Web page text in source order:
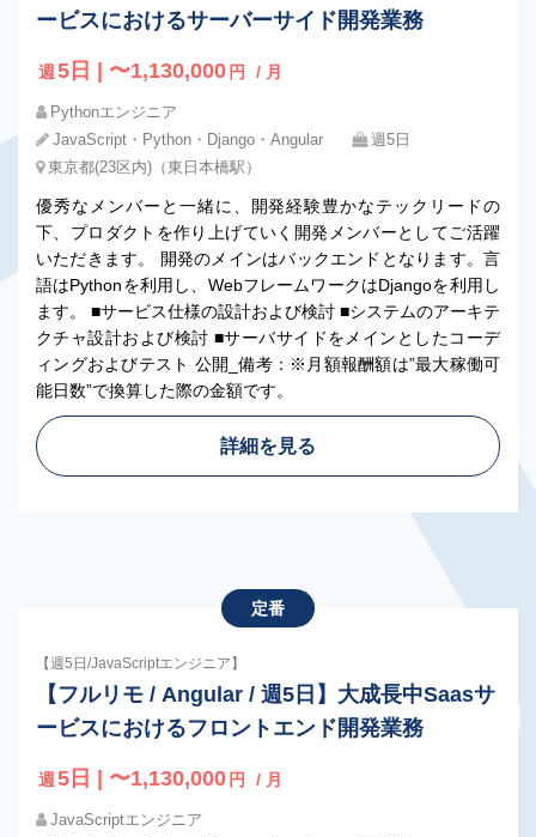
ービスにおけるサーバーサイド開発業務
週 5日 | 〜1,130,000 円 / 月
Pythonエンジニア
JavaScript・Python・Django・Angular
週5日
東京都(23区内)（東日本橋駅）
優秀なメンバーと一緒に、開発経験豊かなテックリードの
下、プロダクトを作り上げていく開発メンバーとしてご活躍
いただきます。 開発のメインはバックエンドとなります。言
語はPythonを利用し、WebフレームワークはDjangoを利用し
ます。 ■サービス仕様の設計および検討 ■システムのアーキテ
クチャ設計および検討 ■サーバサイドをメインとしたコーデ
ィングおよびテスト 公開_備考：※月額報酬額は”最大稼働可
能日数”で換算した際の金額です。
詳細を見る
定番
【週5日/JavaScriptエンジニア】
【フルリモ / Angular / 週5日】大成長中Saasサ
ービスにおけるフロントエンド開発業務
週 5日 | 〜1,130,000 円 / 月
JavaScriptエンジニア